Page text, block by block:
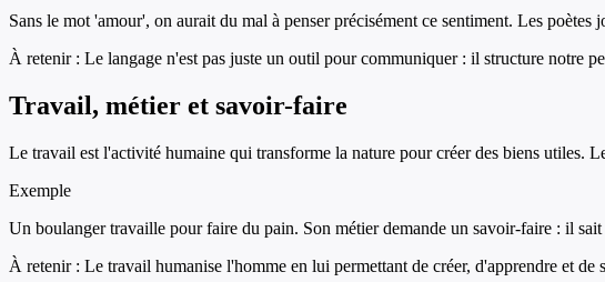
Sans le mot 'amour', on aurait du mal à penser précisément ce sentiment. Les
À retenir : Le langage n'est pas juste un outil pour communiquer : il structure notre
Travail, métier et savoir-faire
Le travail est l'activité humaine qui transforme la nature pour créer des biens utiles.
Exemple
Un boulanger travaille pour faire du pain. Son métier demande un savoir-faire : il
À retenir : Le travail humanise l'homme en lui permettant de créer, d'apprendre et de